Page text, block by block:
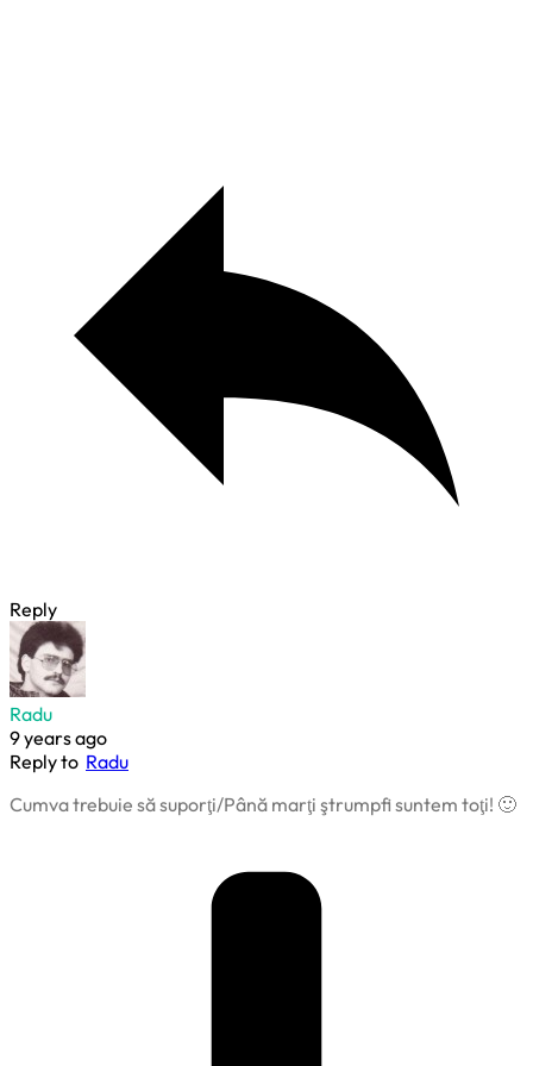
Reply
Radu
9 years ago
Reply to Radu
Cumva trebuie să suporţi/Până marţi ştrumpfi suntem toţi! 🙂